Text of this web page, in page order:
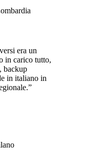
era un
in carico tutto,
backup
in italiano in
”